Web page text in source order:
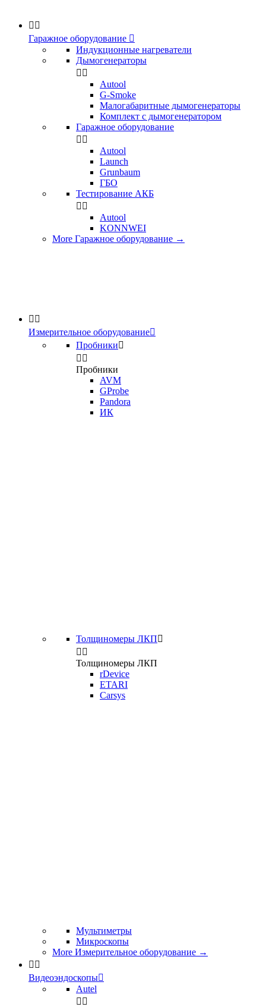
 
Гаражное оборудование 
Индукционные нагреватели
Дымогенераторы
 
Аutool
G-Smoke
Малогабаритные дымогенераторы
Комплект с дымогенератором
Гаражное оборудование
 
Autool
Launch
Grunbaum
ГБО
Тестирование АКБ
 
Autool
KONNWEI
More Гаражное оборудование →
 
Измерительное оборудование
Пробники
 
Пробники
AVM
GProbe
Pandora
ИК
Толщиномеры ЛКП
 
Толщиномеры ЛКП
rDevice
ETARI
Carsys
Мультиметры
Микроскопы
More Измерительное оборудование →
 
Видеоэндоскопы
Autel
 